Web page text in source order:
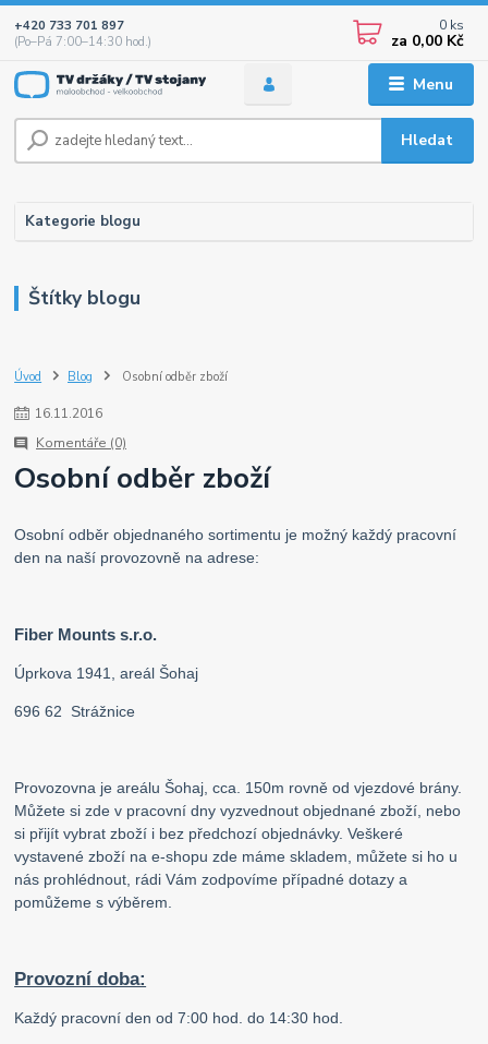
Menu
Hledat
+420 733 701 897
(Po–Pá 7:00–14:30 hod.)
0 ks
za 0,00 Kč
Kategorie blogu
Štítky blogu
Úvod Blog Osobní odběr zboží
16.11.2016
Komentáře (0)
Osobní odběr zboží
Osobní odběr objednaného sortimentu je možný každý pracovní
den na naší provozovně na adrese:
Fiber Mounts s.r.o.
Úprkova 1941, areál Šohaj
696 62 Strážnice
Provozovna je areálu Šohaj, cca. 150m rovně od vjezdové brány.
Můžete si zde v pracovní dny vyzvednout objednané zboží, nebo
si přijít vybrat zboží i bez předchozí objednávky. Veškeré
vystavené zboží na e-shopu zde máme skladem, můžete si ho u
nás prohlédnout, rádi Vám zodpovíme případné dotazy a
pomůžeme s výběrem.
Provozní doba:
Každý pracovní den od 7:00 hod. do 14:30 hod.